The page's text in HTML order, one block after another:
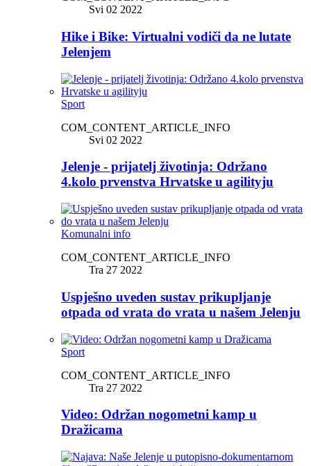
Svi 02 2022
Hike i Bike: Virtualni vodiči da ne lutate
Jelenjem
Sport
COM_CONTENT_ARTICLE_INFO
Svi 02 2022
Jelenje - prijatelj životinja: Održano
4.kolo prvenstva Hrvatske u agilityju
Komunalni info
COM_CONTENT_ARTICLE_INFO
Tra 27 2022
Uspješno uveden sustav prikupljanje
otpada od vrata do vrata u našem Jelenju
Sport
COM_CONTENT_ARTICLE_INFO
Tra 27 2022
Video: Održan nogometni kamp u
Dražicama